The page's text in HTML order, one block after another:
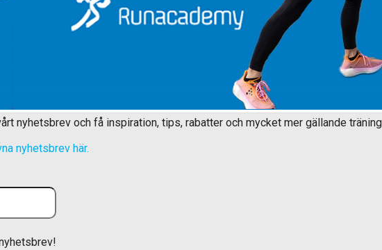
nyhetsbrev och få inspiration, tips, rabatter och mycket mer gällande
nyhetsbrev här.